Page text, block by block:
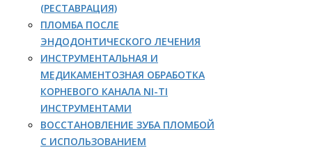
(РЕСТАВРАЦИЯ)
ПЛОМБА ПОСЛЕ
ЭНДОДОНТИЧЕСКОГО ЛЕЧЕНИЯ
ИНСТРУМЕНТАЛЬНАЯ И
МЕДИКАМЕНТОЗНАЯ ОБРАБОТКА
КОРНЕВОГО КАНАЛА NI-TI
ИНСТРУМЕНТАМИ
ВОССТАНОВЛЕНИЕ ЗУБА ПЛОМБОЙ
С ИСПОЛЬЗОВАНИЕМ